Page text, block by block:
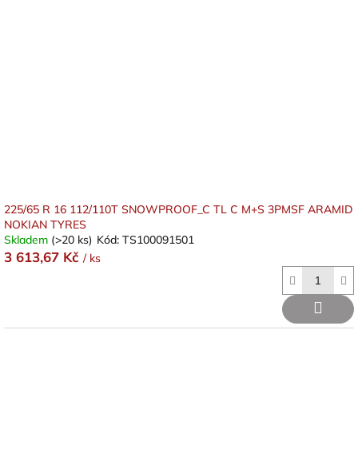
225/65 R 16 112/110T SNOWPROOF_C TL C M+S 3PMSF ARAMID
NOKIAN TYRES
Skladem (>20 ks) Kód: TS100091501
3 613,67 Kč / ks